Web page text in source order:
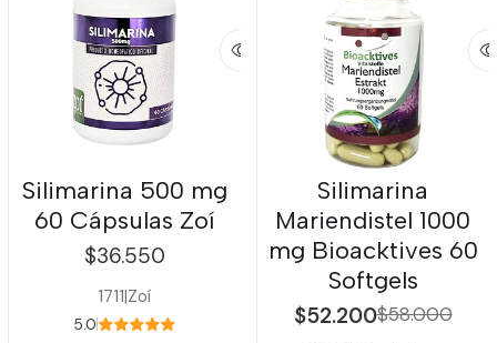
Silimarina 500 mg
60 Cápsulas Zoí
$36.550
1711|Zoí
5.0
Silimarina
Mariendistel 1000
mg Bioacktives 60
Softgels
$52.200$58.000